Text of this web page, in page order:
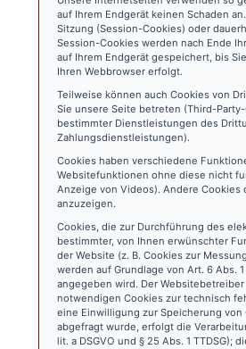
auf Ihrem Endgerät keinen Schaden
Sitzung (Session-Cookies) oder
Session-Cookies werden nach Ende
auf Ihrem Endgerät gespeichert, bis
Ihren Webbrowser erfolgt.
Teilweise können auch Cookies von
Sie unsere Seite betreten (Third-
bestimmter Dienstleistungen des
Zahlungsdienstleistungen).
Cookies haben verschiedene
Websitefunktionen ohne diese nicht
Anzeige von Videos). Andere
anzuzeigen.
Cookies, die zur Durchführung des
bestimmter, von Ihnen erwünschter
der Website (z. B. Cookies zur
werden auf Grundlage von Art. 6 Abs.
angegeben wird. Der
notwendigen Cookies zur technisch
eine Einwilligung zur Speicherung
abgefragt wurde, erfolgt die
lit. a DSGVO und § 25 Abs. 1